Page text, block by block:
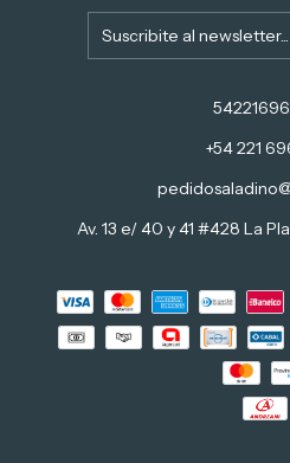
+54 221
Av. 13 e/ 40 y 41 #428 La